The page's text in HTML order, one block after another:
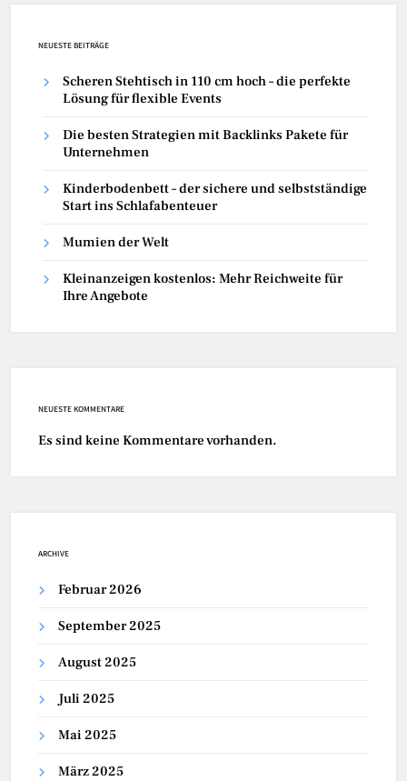
NEUESTE BEITRÄGE
Scheren Stehtisch in 110 cm hoch – die perfekte
Lösung für flexible Events
Die besten Strategien mit Backlinks Pakete für
Unternehmen
Kinderbodenbett – der sichere und selbstständige
Start ins Schlafabenteuer
Mumien der Welt
Kleinanzeigen kostenlos: Mehr Reichweite für
Ihre Angebote
NEUESTE KOMMENTARE
Es sind keine Kommentare vorhanden.
ARCHIVE
Februar 2026
September 2025
August 2025
Juli 2025
Mai 2025
März 2025